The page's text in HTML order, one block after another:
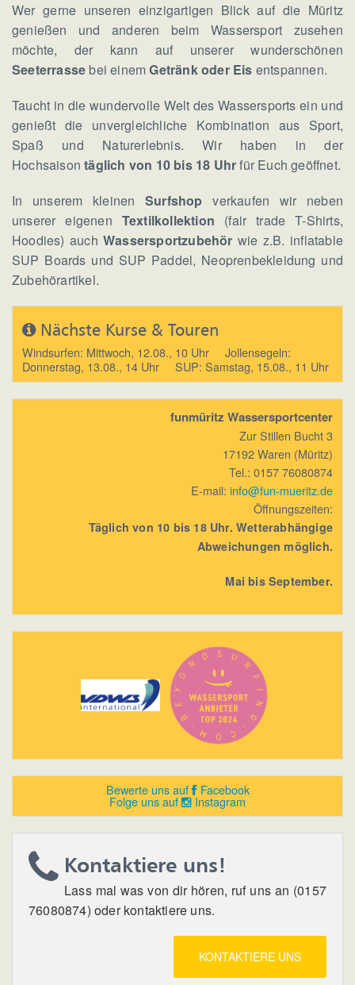
Wer gerne unseren einzigartigen Blick auf die Müritz
genießen und anderen beim Wassersport zusehen
möchte, der kann auf unserer wunderschönen
Seeterrasse bei einemGetränk oder Eis entspannen.
Taucht in die wundervolle Welt des Wassersports ein und
genießt die unvergleichliche Kombination aus Sport,
Spaß und Naturerlebnis. Wir haben in der
Hochsaisontäglich von 10 bis 18 Uhrfür Euch geöffnet.
In unserem kleinenSurfshopverkaufen wir neben
unserer eigenen Textilkollektion (fair trade T-Shirts,
Hoodies) auchWassersportzubehör wie z.B. inflatable
SUP Boards und SUP Paddel, Neoprenbekleidung und
Zubehörartikel.
Nächste Kurse & Touren
Windsurfen: Mittwoch, 12.08., 10 Uhr Jollensegeln:
Donnerstag, 13.08., 14 Uhr SUP: Samstag, 15.08., 11 Uhr
funmüritz Wassersportcenter
Zur Stillen Bucht 3
17192 Waren (Müritz)
Tel.: 0157 76080874
E-mail: info@fun-mueritz.de
Öffnungszeiten:
Täglich von 10 bis 18 Uhr. Wetterabhängige
Abweichungen möglich.
Mai bis September.
Bewerte uns auf Facebook
Folge uns auf Instagram
Kontaktiere uns!
Lass mal was von dir hören, ruf uns an (0157
76080874) oder kontaktiere uns.
KONTAKTIERE UNS